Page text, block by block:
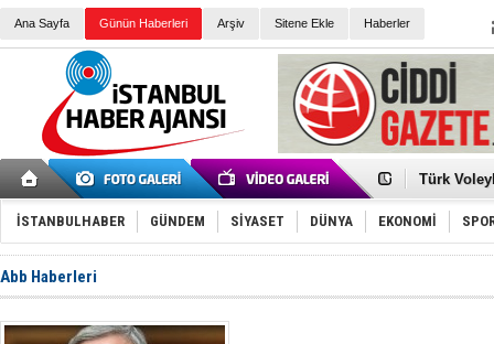
Ana Sayfa Günün Haberleri Arşiv Sitene Ekle Haberler
Elena
Türk
Töreninde
İkinci El
Guguk
Sneaker
Erkek
Yeri
Ceza
İSTANBULHABER GÜNDEM SİYASET DÜNYA EKONOMİ
Abb Haberleri